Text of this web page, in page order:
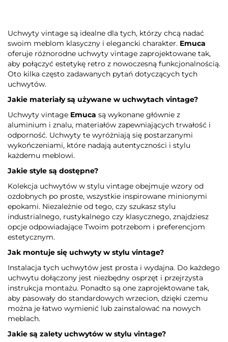
Uchwyty vintage są idealne dla tych, którzy chcą nadać
swoim meblom klasyczny i elegancki charakter. Emuca
oferuje różnorodne uchwyty vintage zaprojektowane tak,
aby połączyć estetykę retro z nowoczesną funkcjonalnością.
Oto kilka często zadawanych pytań dotyczących tych
uchwytów.
Jakie materiały są używane w uchwytach vintage?
Uchwyty vintage Emuca są wykonane głównie z
aluminium i znalu, materiałów zapewniających trwałość i
odporność. Uchwyty te wyróżniają się postarzanymi
wykończeniami, które nadają autentyczności i stylu
każdemu meblowi.
Jakie style są dostępne?
Kolekcja uchwytów w stylu vintage obejmuje wzory od
ozdobnych po proste, wszystkie inspirowane minionymi
epokami. Niezależnie od tego, czy szukasz stylu
industrialnego, rustykalnego czy klasycznego, znajdziesz
opcje odpowiadające Twoim potrzebom i preferencjom
estetycznym.
Jak montuje się uchwyty w stylu vintage?
Instalacja tych uchwytów jest prosta i wydajna. Do każdego
uchwytu dołączony jest niezbędny osprzęt i przejrzysta
instrukcja montażu. Ponadto są one zaprojektowane tak,
aby pasowały do standardowych wrzecion, dzięki czemu
można je łatwo wymienić lub zainstalować na nowych
meblach.
Jakie są zalety uchwytów w stylu vintage?